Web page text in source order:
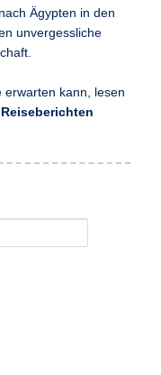
Ägypten in den
unvergessliche
erwarten kann, lesen
Reiseberichten